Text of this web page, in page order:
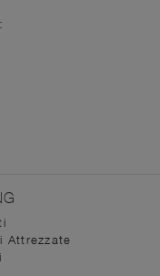
Attrezzate